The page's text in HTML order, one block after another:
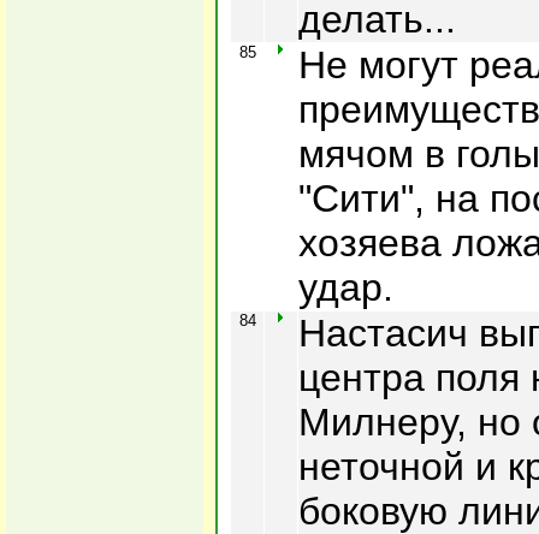
делать...
85
Не могут
мячом в
"Сити", на
хозяева
удар.
84
Настасич
центра
Милнеру, но
неточной и
боковую